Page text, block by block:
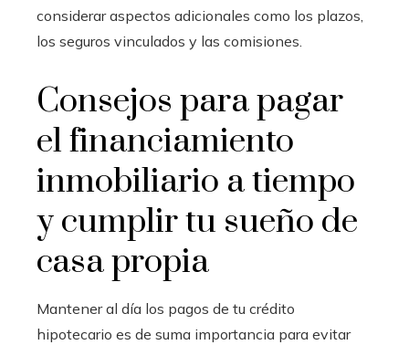
considerar aspectos adicionales como los plazos,
los seguros vinculados y las comisiones.
Consejos para pagar
el financiamiento
inmobiliario a tiempo
y cumplir tu sueño de
casa propia
Mantener al día los pagos de tu crédito
hipotecario es de suma importancia para evitar